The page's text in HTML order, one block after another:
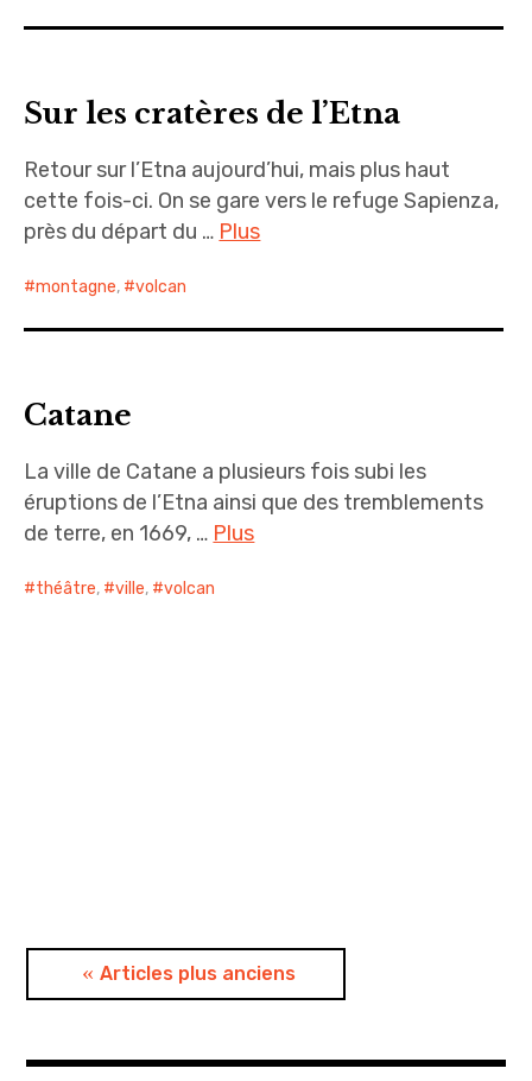
Sur les cratères de l’Etna
Retour sur l’Etna aujourd’hui, mais plus haut
cette fois-ci. On se gare vers le refuge Sapienza,
près du départ du … Plus
montagne, volcan
Catane
La ville de Catane a plusieurs fois subi les
éruptions de l’Etna ainsi que des tremblements
de terre, en 1669, … Plus
théâtre, ville, volcan
Navigation
articles
Articles plus anciens